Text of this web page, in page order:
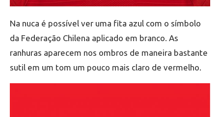
Na nuca é possível ver uma fita azul com o símbolo
da Federação Chilena aplicado em branco. As
ranhuras aparecem nos ombros de maneira bastante
sutil em um tom um pouco mais claro de vermelho.